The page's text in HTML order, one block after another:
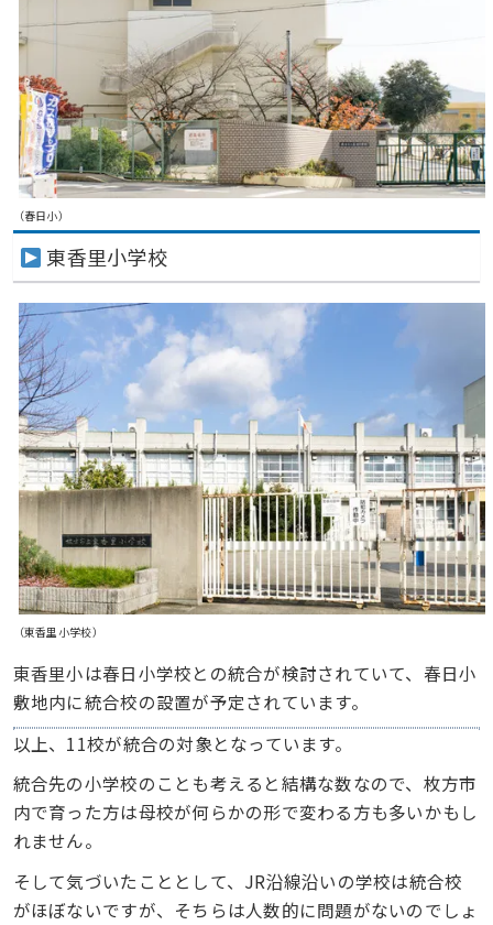
（春日小）
東香里小学校
（東香里小学校）
東香里小は春日小学校との統合が検討されていて、春日小
敷地内に統合校の設置が予定されています。
以上、11校が統合の対象となっています。
統合先の小学校のことも考えると結構な数なので、枚方市
内で育った方は母校が何らかの形で変わる方も多いかもし
れません。
そして気づいたこととして、JR沿線沿いの学校は統合校
がほぼないですが、そちらは人数的に問題がないのでしょ